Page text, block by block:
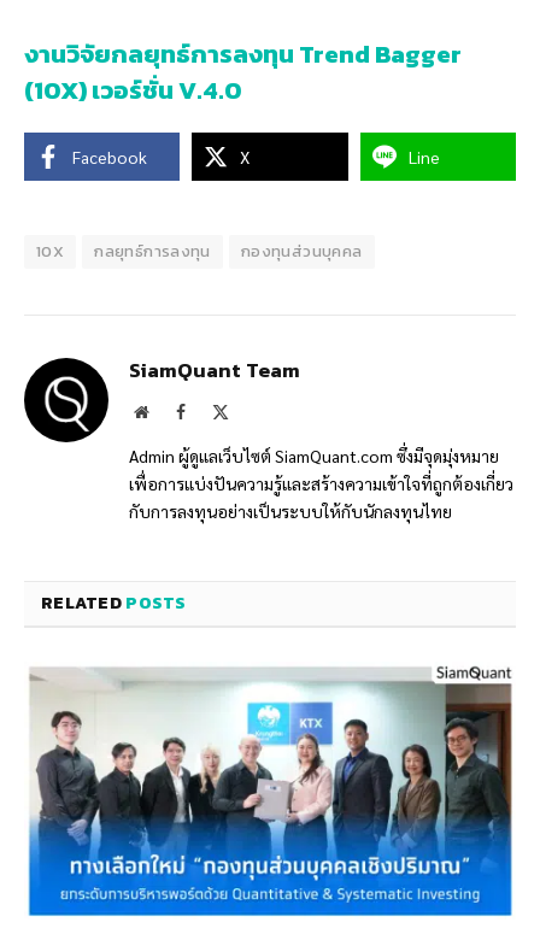
งานวิจัยกลยุทธ์การลงทุน Trend Bagger
(10X) เวอร์ชั่น V.4.0
Facebook X Line
10X กลยุทธ์การลงทุน กองทุนส่วนบุคคล
SiamQuant Team
WebsiteFacebook
Admin ผู้ดูแลเว็บไซต์ SiamQuant.com ซึ่งมีจุดมุ่งหมาย
เพื่อการแบ่งปันความรู้และสร้างความเข้าใจที่ถูกต้องเกี่ยว
กับการลงทุนอย่างเป็นระบบให้กับนักลงทุนไทย
RELATEDPOSTS